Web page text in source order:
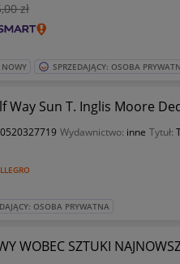
,00 zł
SPRZEDAJĄCY: OSOBA
Way Sun T. Inglis Moore
Wydawnictwo: inne Tytuł:
OSOBA PRYWATNA
WOBEC SZTUKI